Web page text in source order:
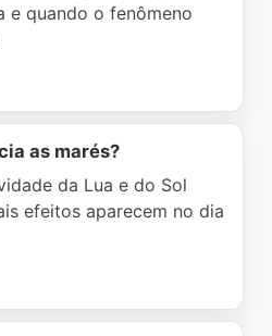
e quando o fenômeno
as marés?
da Lua e do Sol
efeitos aparecem no dia